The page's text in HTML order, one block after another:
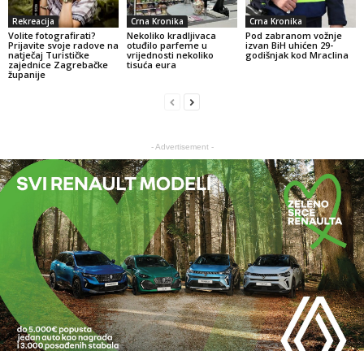
Rekreacija
Volite fotografirati?
Prijavite svoje radove na
natječaj Turističke
zajednice Zagrebačke
županije
Crna Kronika
Nekoliko kradljivaca
otuđilo parfeme u
vrijednosti nekoliko
tisuća eura
Crna Kronika
Pod zabranom vožnje
izvan BiH uhićen 29-
godišnjak kod Mraclina
- Advertisement -